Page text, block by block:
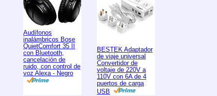
Audífonos
inalámbricos Bose
QuietComfort 35 II
con Bluetooth,
cancelación de
ruido, con control de
voz Alexa - Negro
BESTEK Adaptador
de viaje universal
Convertidor de
voltaje de 220V a
110V con 6A de 4
puertos de carga
USB